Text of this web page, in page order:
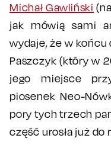
Michał Gawliński
jak mówią sami
wydaje, że w końcu
Paszczyk (który w
jego miejsce
piosenek Neo-
pory tych trzech
część urosła już do